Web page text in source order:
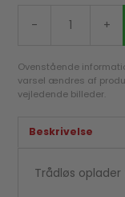
- +
Ovenstående
varsel ændres af
vejledende billeder.
Beskrivelse
Trådløs